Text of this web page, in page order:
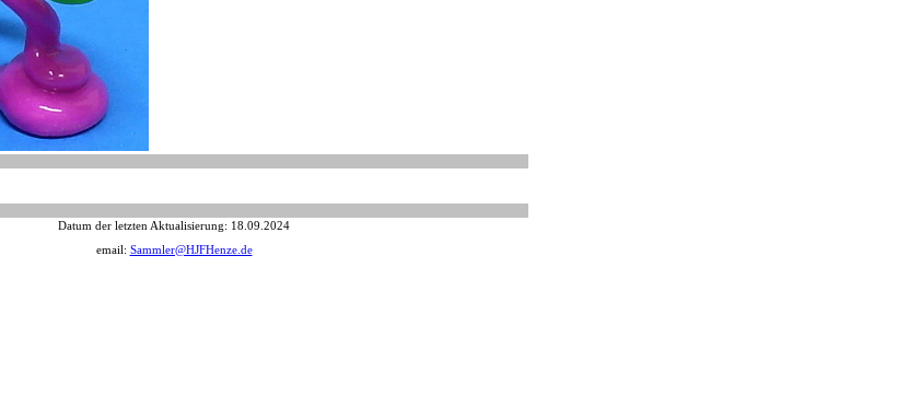
Datum der letzten Aktualisierung: 18.09.2024
email: Sammler@HJFHenze.de